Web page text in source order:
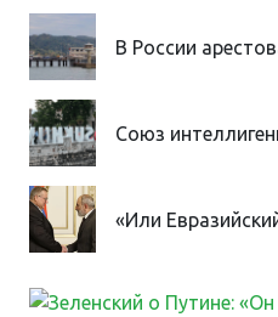
В России
Союз
«Или